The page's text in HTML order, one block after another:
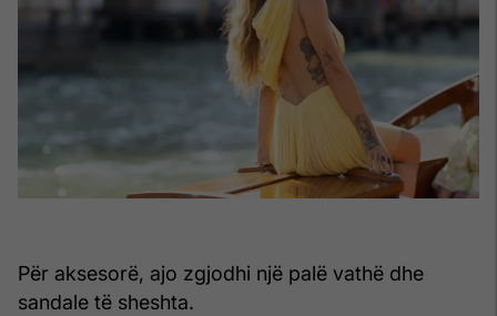
Për aksesorë, ajo zgjodhi një palë vathë dhe
sandale të sheshta.